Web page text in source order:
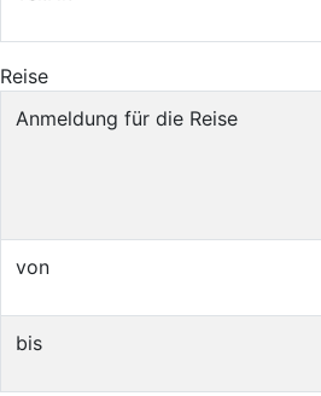
Reise
Anmeldung für die Reise
von
bis